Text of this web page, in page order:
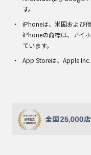
す。
iPhoneは、米国および
iPhoneの商標は、アイ
ています。
App Storeは、Apple Inc.